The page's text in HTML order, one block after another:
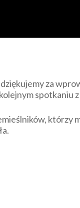
za
spotkaniu
którzy